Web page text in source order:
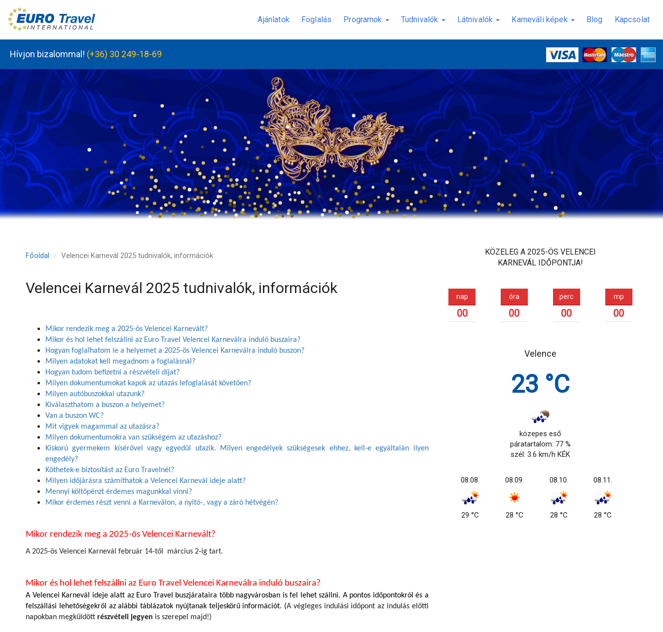
Ajánlatok Foglalás Programok Tudnivalók Látnivalók Karneváli képek Blog Kapcsolat
Hívjon bizalommal! (+36) 30 249-18-69
Főoldal Velencei Karnevál 2025 tudnivalók, információk
Velencei Karnevál 2025 tudnivalók, információk
Mikor rendezik meg a 2025-ös Velencei Karnevált?
Mikor és hol lehet felszállni az Euro Travel Velencei Karneválra induló buszaira?
Hogyan foglalhatom le a helyemet a 2025-ös Velencei Karneválra induló buszon?
Milyen adatokat kell megadnom a foglalásnál?
Hogyan tudom befizetni a részvételi díjat?
Milyen dokumentumokat kapok az utazás lefoglalását követően?
Milyen autóbuszokkal utazunk?
Kiválaszthatom a buszon a helyemet?
Van a buszon WC?
Mit vigyek magammal az utazásra?
Milyen dokumentumokra van szükségem az utazáshoz?
Kiskorú gyermekem kísérővel vagy egyedül utazik. Milyen engedélyek szükségesek ehhez, kell-e egyáltalán ilyen
engedély?
Köthetek-e biztosítást az Euro Travelnél?
Milyen időjárásra számíthatok a Velencei Karnevál ideje alatt?
Mennyi költőpénzt érdemes magunkkal vinni?
Mikor érdemes részt venni a Karneválon, a nyitó-, vagy a záró hétvégén?
Mikor rendezik meg a 2025-ös Velencei Karnevált?
A 2025-ös Velencei Karnevál február 14-től március 2-ig tart.
Mikor és hol lehet felszállni az Euro Travel Velencei Karneválra induló buszaira?
A Velencei Karnevál ideje alatt az Euro Travel buszjárataira több nagyvárosban is fel lehet szállni. A pontos időpontokról és a
felszállási lehetőségekről az alábbi táblázatok nyújtanak teljeskörű információt. (A végleges indulási időpont az indulás előtti
napokban megküldött részvételi jegyen is szerepel majd!)
KÖZELEG A 2025-ÖS VELENCEI
KARNEVÁL IDŐPONTJA!
nap
00
óra
00
perc
00
mp
00
Velence
23 °C
közepes eső
páratartalom: 77 %
szél: 3.6 km/h KÉK
08.08.
29 °C
08.09.
28 °C
08.10.
28 °C
08.11.
28 °C